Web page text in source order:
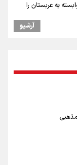
به عربستان را
را بازداشت کرد
بالا برد/ برای
دهیم
دسته ۱۱۰ کیلوگرم : امیدوارم با
آرشیو
مذهبی